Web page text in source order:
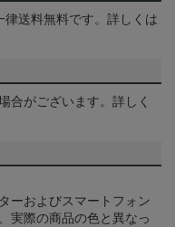
送料無料です。詳しくは
合がございます。詳しく
ーおよびスマートフォン
実際の商品の色と異なっ